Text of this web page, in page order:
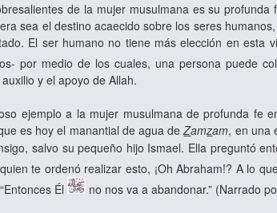
de la mujer musulmana es su profunda
sea el destino acaecido sobre los seres
El ser humano no tiene más elección en esta
por medio de los cuales, una persona puede
y el apoyo de Allah.
ejemplo a la mujer musulmana de profunda fe
es hoy el manantial de agua deZamzam, en una
salvo su pequeño hijo Ismael. Ella preguntó
quien te ordenó realizar esto, ¡Oh Abraham!? A lo
Él
no nos va a abandonar.” (Narrado